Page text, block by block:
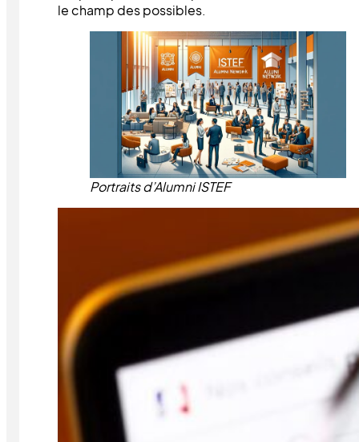
le champ des possibles.
Portraits d’Alumni ISTEF